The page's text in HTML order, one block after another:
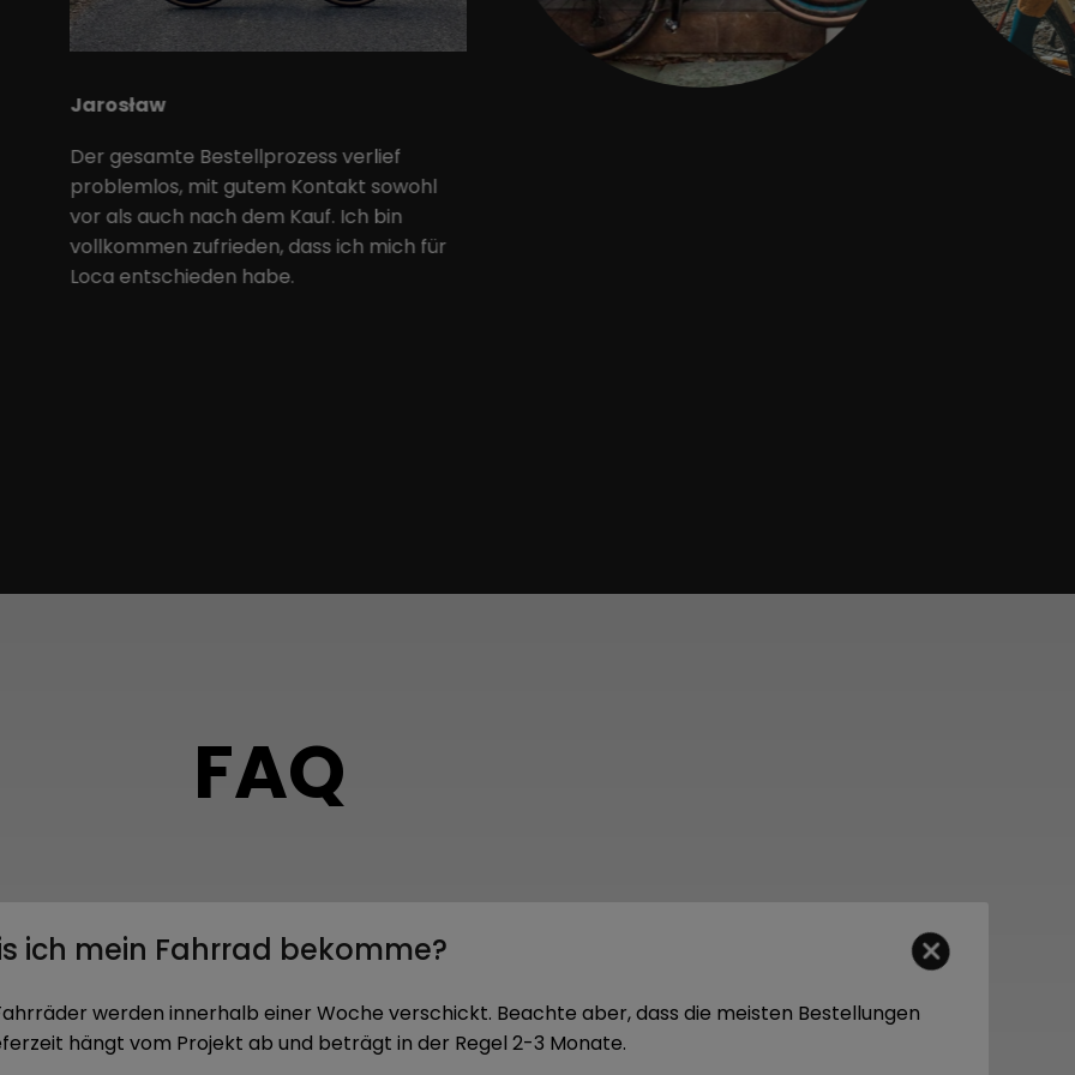
Jarosław
Der gesamte Bestellprozess verlief
problemlos, mit gutem Kontakt sowohl
vor als auch nach dem Kauf. Ich bin
vollkommen zufrieden, dass ich mich für
Loca entschieden habe.
FAQ
ich mein Fahrrad bekomme?
werden innerhalb einer Woche verschickt. Beachte aber, dass die meisten Bestellungen
hängt vom Projekt ab und beträgt in der Regel 2-3 Monate.